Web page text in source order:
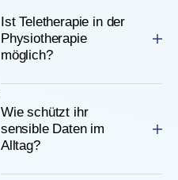
Ist Teletherapie in der
Physiotherapie
möglich?
Wie schützt ihr
sensible Daten im
Alltag?